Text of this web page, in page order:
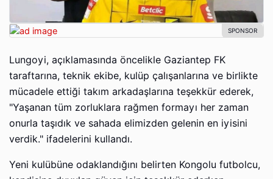
Lungoyi, açıklamasında öncelikle Gaziantep FK
taraftarına, teknik ekibe, kulüp çalışanlarına ve birlikte
mücadele ettiği takım arkadaşlarına teşekkür ederek,
"Yaşanan tüm zorluklara rağmen formayı her zaman
onurla taşıdık ve sahada elimizden gelenin en iyisini
verdik." ifadelerini kullandı.
Yeni kulübüne odaklandığını belirten Kongolu futbolcu,